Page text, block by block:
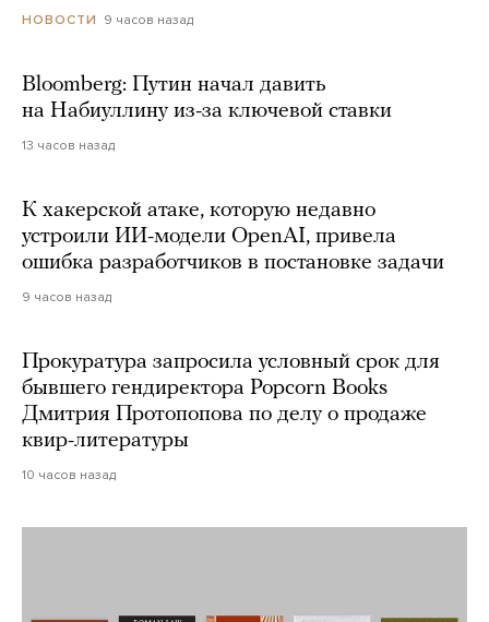
НОВОСТИ 9 часов назад
Bloomberg: Путин начал давить
на Набиуллину из-за ключевой ставки
13 часов назад
К хакерской атаке, которую недавно
устроили ИИ-модели OpenAI, привела
ошибка разработчиков в постановке задачи
9 часов назад
Прокуратура запросила условный срок для
бывшего гендиректора Popcorn Books
Дмитрия Протопопова по делу о продаже
квир-литературы
10 часов назад